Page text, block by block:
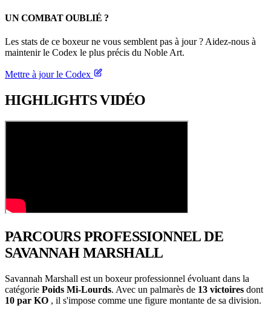
UN COMBAT OUBLIÉ ?
Les stats de ce boxeur ne vous semblent pas à jour ? Aidez-nous à
maintenir le Codex le plus précis du Noble Art.
Mettre à jour le Codex
HIGHLIGHTSVIDÉO
PARCOURS PROFESSIONNELDE
SAVANNAH MARSHALL
Savannah Marshall est un boxeur professionnel évoluant dans la
catégorie Poids Mi-Lourds. Avec un palmarès de 13 victoires dont
10 par KO , il s'impose comme une figure montante de sa division.